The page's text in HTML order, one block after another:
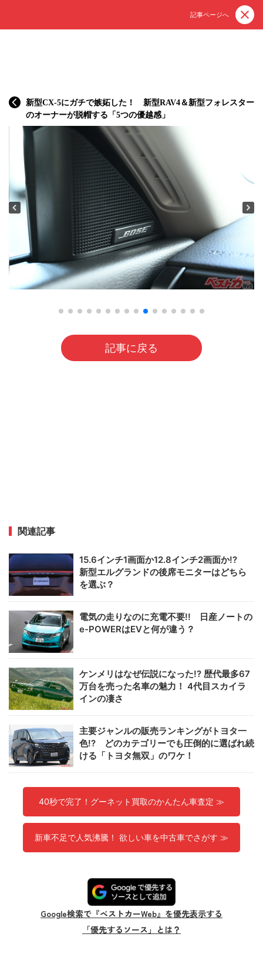
記事ページへ
新型CX-5にガチで嫉妬した！ 新型RAV4＆新型フォレスター
のオーナーが脱帽する「5つの優越感」
記事に戻る
関連記事
15.6インチ1画面か12.8インチ2画面か!?
新型エルグランドの後席モニターはどちら
を選ぶ？
電気の走りなのに充電不要!! 日産ノートの
e-POWERはEVと何が違う？
ケンメリはなぜ伝説になった!? 歴代最多67
万台を売った名車の魅力！ 4代目スカイラ
インの凄さ
主要ジャンルの販売ランキングがトヨタ一
色!? どのカテゴリーでも圧倒的に選ばれ続
ける「トヨタ無双」のワケ！
40秒で完了！グーネット買取のかんたん車査定 ≫
新車不足で人気沸騰！ 欲しい車を中古車でさがす ≫
Google検索で『ベストカーWeb』を優先表示する
「優先するソース」とは？